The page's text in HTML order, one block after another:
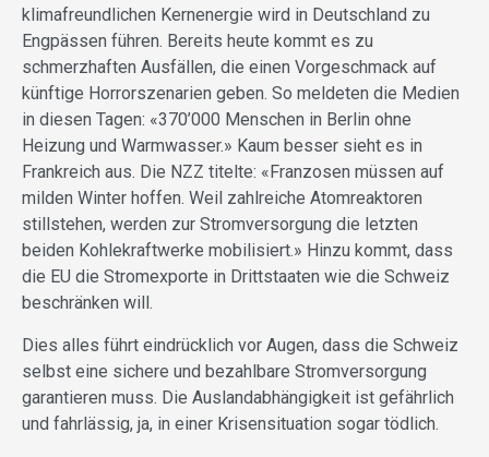
klimafreundlichen Kernenergie wird in Deutschland zu
Engpässen führen. Bereits heute kommt es zu
schmerzhaften Ausfällen, die einen Vorgeschmack auf
künftige Horrorszenarien geben. So meldeten die Medien
in diesen Tagen: «370’000 Menschen in Berlin ohne
Heizung und Warmwasser.» Kaum besser sieht es in
Frankreich aus. Die NZZ titelte: «Franzosen müssen auf
milden Winter hoffen. Weil zahlreiche Atomreaktoren
stillstehen, werden zur Stromversorgung die letzten
beiden Kohlekraftwerke mobilisiert.» Hinzu kommt, dass
die EU die Stromexporte in Drittstaaten wie die Schweiz
beschränken will.
Dies alles führt eindrücklich vor Augen, dass die Schweiz
selbst eine sichere und bezahlbare Stromversorgung
garantieren muss. Die Auslandabhängigkeit ist gefährlich
und fahrlässig, ja, in einer Krisensituation sogar tödlich.